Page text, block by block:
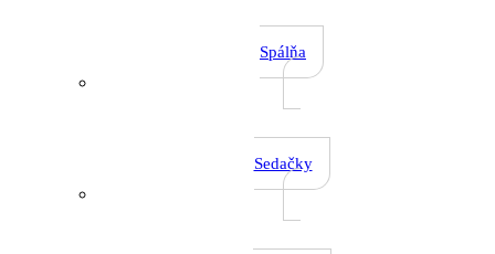
Spálňa
Sedačky